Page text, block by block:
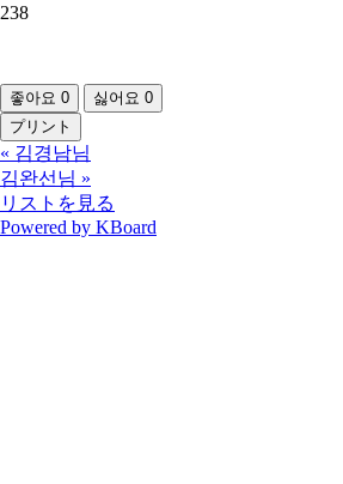
238
좋아요 0 싫어요 0
プリント
« 김경남님
김완선님 »
リストを見る
Powered by KBoard